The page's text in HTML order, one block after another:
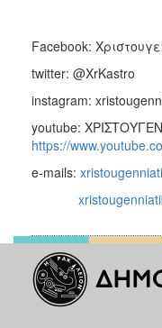
Facebook:
twitter: @XrKastro
instagram:
youtube:
https://
e-mails: